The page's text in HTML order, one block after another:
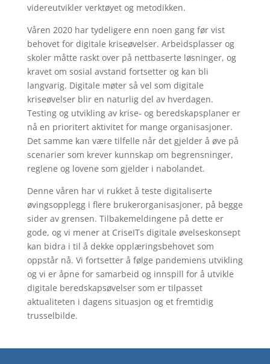
videreutvikler verktøyet og metodikken.
Våren 2020 har tydeligere enn noen gang før vist
behovet for digitale kriseøvelser. Arbeidsplasser og
skoler måtte raskt over på nettbaserte løsninger, og
kravet om sosial avstand fortsetter og kan bli
langvarig. Digitale møter så vel som digitale
kriseøvelser blir en naturlig del av hverdagen.
Testing og utvikling av krise- og beredskapsplaner er
nå en prioritert aktivitet for mange organisasjoner.
Det samme kan være tilfelle når det gjelder å øve på
scenarier som krever kunnskap om begrensninger,
reglene og lovene som gjelder i nabolandet.
Denne våren har vi rukket å teste digitaliserte
øvingsopplegg i flere brukerorganisasjoner, på begge
sider av grensen. Tilbakemeldingene på dette er
gode, og vi mener at CriseITs digitale øvelseskonsept
kan bidra i til å dekke opplæringsbehovet som
oppstår nå. Vi fortsetter å følge pandemiens utvikling
og vi er åpne for samarbeid og innspill for å utvikle
digitale beredskapsøvelser som er tilpasset
aktualiteten i dagens situasjon og et fremtidig
trusselbilde.